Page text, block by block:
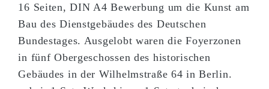
16 Seiten, DIN A4 Bewerbung um die Kunst am
Bau des Dienstgebäudes des Deutschen
Bundestages. Ausgelobt waren die Foyerzonen
in fünf Obergeschossen des historischen
Gebäudes in der Wilhelmstraße 64 in Berlin.